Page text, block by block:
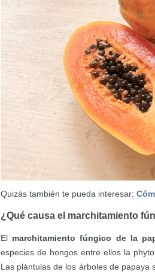
Quizás también te pueda interesar:
¿Qué causa el marchitamiento
El marchitamiento fúngico de la
especies de hongos entre ellos la
Las plántulas de los árboles de papaya